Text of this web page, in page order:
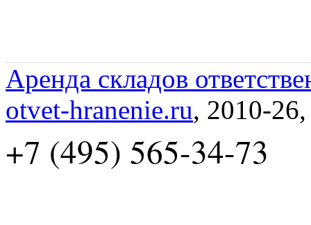
Аренда складов
otvet-hranenie.ru, 2010-
+7 (495) 565-34-73